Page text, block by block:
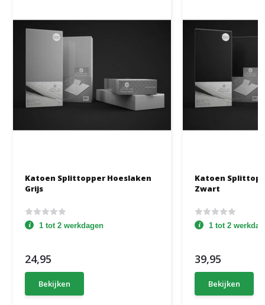
Katoen Splittopper Hoeslaken
Grijs
1 tot 2 werkdagen
24,95
Bekijken
Katoen
Zwart
1 tot 2
39,95
Bekijken